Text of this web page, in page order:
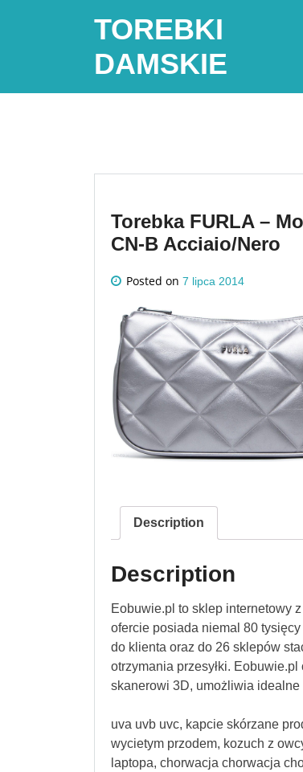
TOREBKI
DAMSKIE
Torebka FURLA –
CN-B Acciaio/Nero
Posted on 7 lipca 2014
Description
Description
Eobuwie.pl to sklep internetowy
ofercie posiada niemal 80
do klienta oraz do 26 sklepów
otrzymania przesyłki.
skanerowi 3D, umożliwia
uva uvb uvc, kapcie skórzane
wycietym przodem, kozuch z
laptopa, chorwacja chorwacja